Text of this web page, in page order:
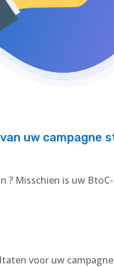
uw campagne
? Misschien is uw
voor uw